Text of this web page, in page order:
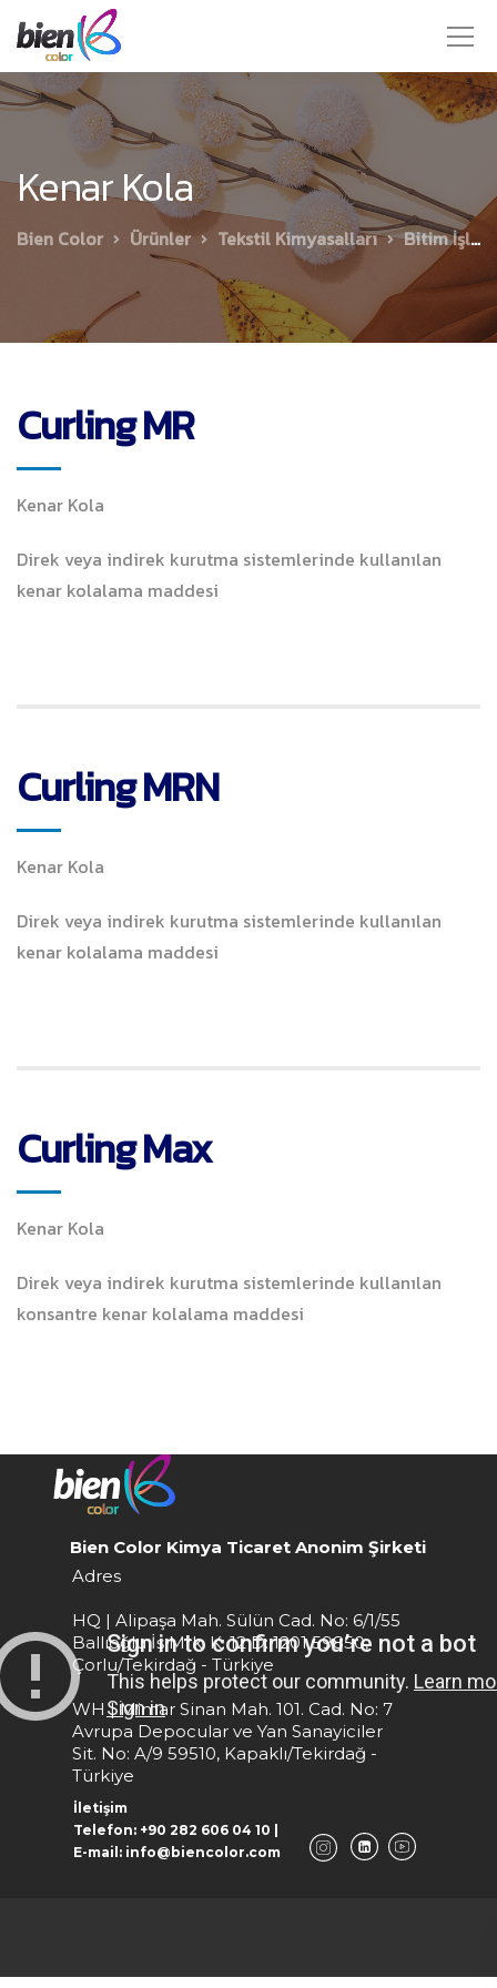
Kenar Kola
Bien Color Ürünler Tekstil Kimyasalları Bitim İşlemleri
Curling MR
Kenar Kola
Direk veya indirek kurutma sistemlerinde kullanılan
kenar kolalama maddesi
Curling MRN
Kenar Kola
Direk veya indirek kurutma sistemlerinde kullanılan
kenar kolalama maddesi
Curling Max
Kenar Kola
Direk veya indirek kurutma sistemlerinde kullanılan
konsantre kenar kolalama maddesi
Bien Color Kimya Ticaret Anonim Şirketi
Adres
HQ | Alipaşa Mah. Sülün Cad. No: 6/1/55
Ballıoğlu İş Mrk. K: 12 D: 1201 59850,
Çorlu/Tekirdağ - Türkiye
WH | Mimar Sinan Mah. 101. Cad. No: 7
Avrupa Depocular ve Yan Sanayiciler
Sit. No: A/9 59510, Kapaklı/Tekirdağ -
Türkiye
İletişim
Telefon: +90 282 606 04 10 |
E-mail: info@biencolor.com